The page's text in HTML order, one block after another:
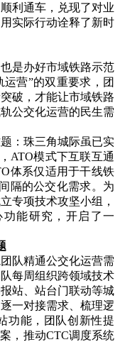
利通车，兑现了对业
实际行动诠释了新时
是办好市域铁路示范
营”的双重要求，团
破，才能让市域铁路
公交化运营的民生需
：珠三角城际虽已实
ATO模式下互联互通
体系仅适用于干线铁
隔的公交化需求。为
专项技术攻坚小组，
功能研究，开启了一
队精通公交化运营需
每周组织跨领域技术
站、站台门联动等城
一对接需求、梳理逻
功能，团队创新性提
，推动CTC调度系统